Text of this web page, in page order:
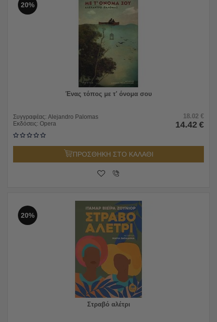
20%
Ένας τόπος με τ' όνομα σου
Συγγραφέας: Alejandro Palomas
Εκδόσεις: Opera
18.02 €
14.42 €
ΠΡΟΣΘΗΚΗ ΣΤΟ ΚΑΛΑΘΙ
20%
Στραβό αλέτρι